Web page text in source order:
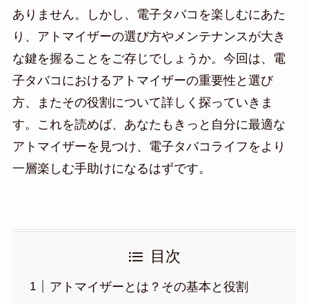
ありません。しかし、電子タバコを楽しむにあた
り、アトマイザーの選び方やメンテナンスが大き
な鍵を握ることをご存じでしょうか。今回は、電
子タバコにおけるアトマイザーの重要性と選び
方、またその役割について詳しく探っていきま
す。これを読めば、あなたもきっと自分に最適な
アトマイザーを見つけ、電子タバコライフをより
一層楽しむ手助けになるはずです。
目次
アトマイザーとは？その基本と役割